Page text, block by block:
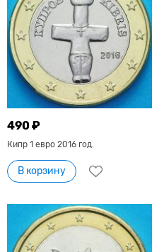
490 ₽
Кипр 1 евро 2016 год.
В корзину